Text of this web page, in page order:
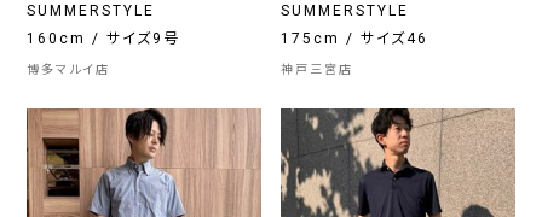
SUMMERSTYLE
160cm / サイズ9号
博多マルイ店
SUMMERSTYLE
175cm / サイズ46
神戸三宮店